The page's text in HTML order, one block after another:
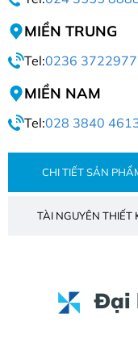
MIỀN TRUNG
Tel:0236 3722977
MIỀN NAM
Tel:028 3840
CHI TIẾT SẢN
TÀI NGUYÊN THIẾT
Đại